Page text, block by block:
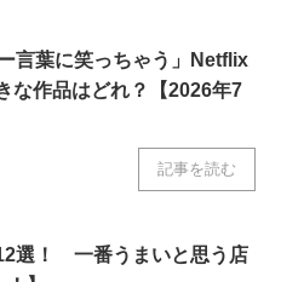
言葉に笑っちゃう」Netflix
な作品はどれ？【2026年7
記事を読む
選！ 一番うまいと思う店